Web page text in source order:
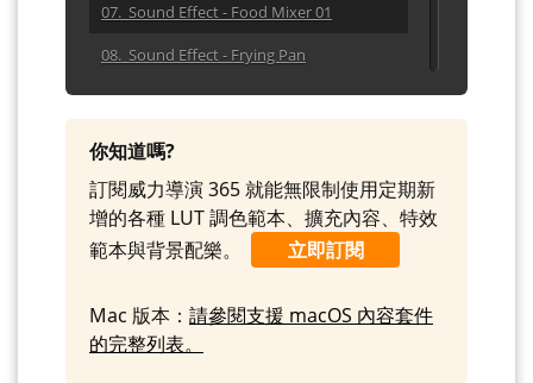
07. Sound Effect - Food Mixer 01
08. Sound Effect - Frying Pan
09. Sound Effect - Gashob 02
10. Sound Effect - Kitchen Ice
11. Sound Effect - Lemonade Bottle
12. Sound Effect - Lit Match
13. Sound Effect - Matchburn
14. Sound Effect - Matchstrike
15. Sound Effect - Pour A Drink
你知道嗎?
訂閱威力導演 365 就能無限制使用定期新
增的各種 LUT 調色範本、擴充內容、特效
範本與背景配樂。
立即訂閱
Mac 版本： 請參閱支援 macOS 內容套件
的完整列表。